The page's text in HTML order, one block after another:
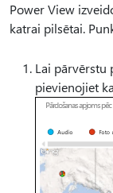
Power View
katrai pilsētai.
Lai pārvērstu
pievienojiet